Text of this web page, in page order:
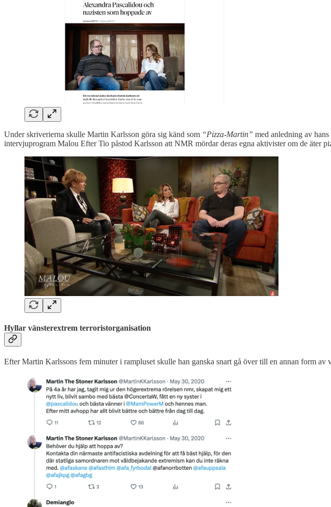
Under skriverierna skulle Martin Karlsson göra sig känd som “Pizza-Martin” med anledning av
intervjuprogram Malou Efter Tio påstod Karlsson att NMR mördar deras egna aktivister om de äter
Hyllar vänsterextrem terroristorganisation
Efter Martin Karlssons fem minuter i rampluset skulle han ganska snart gå över till en annan form